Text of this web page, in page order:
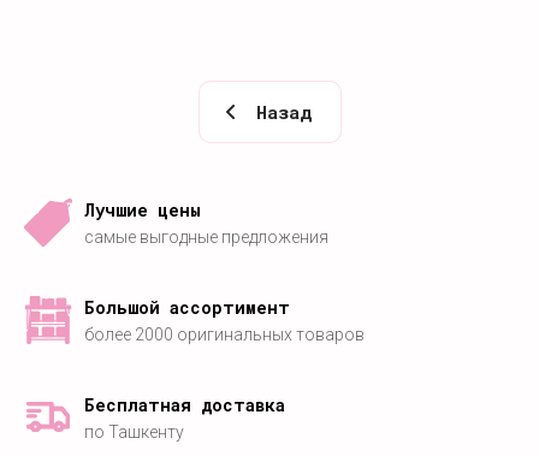
Назад
Лучшие цены
самые выгодные предложения
Большой ассортимент
более 2000 оригинальных товаров
Бесплатная доставка
по Ташкенту